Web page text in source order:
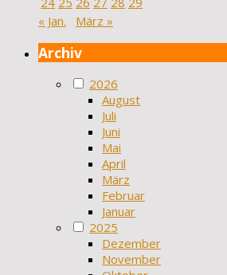
« Jan.
März »
Archiv
2026
August
Juli
Juni
Mai
April
März
Februar
Januar
2025
Dezember
November